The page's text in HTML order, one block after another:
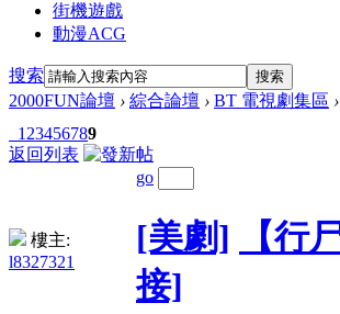
街機遊戲
動漫ACG
搜索 搜索
2000FUN論壇 › 綜合論壇 › BT 電視劇集區 ›
1 23456789
返回列表
樓主:
l8327321
go
[美劇] 【行
接]